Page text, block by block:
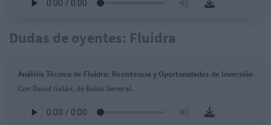
Dudas de oyentes: Fluidra
Análisis Técnico de Fluidra: Resistencia y Oportunidades de Inversión
Con David Galán, de Bolsa General.